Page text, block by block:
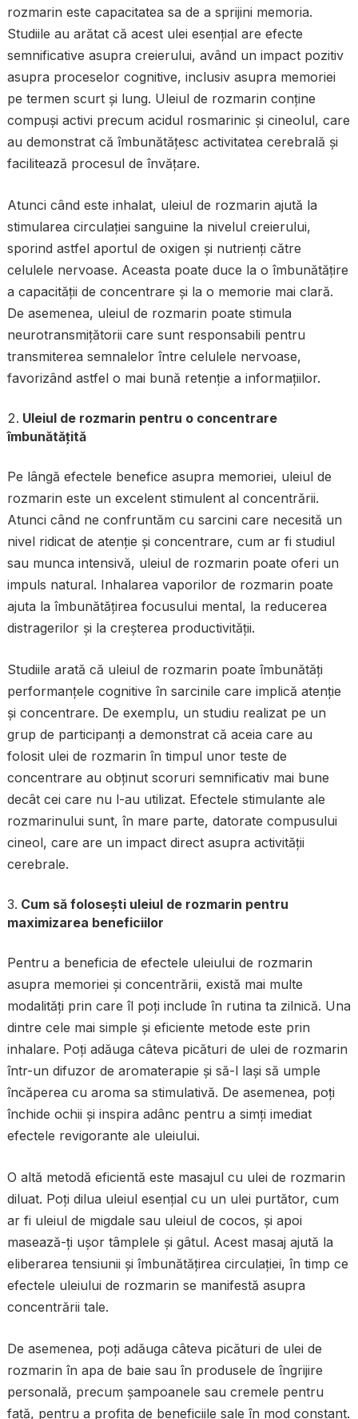
rozmarin este capacitatea sa de a sprijini memoria.
Studiile au arătat că acest ulei esențial are efecte
semnificative asupra creierului, având un impact pozitiv
asupra proceselor cognitive, inclusiv asupra memoriei
pe termen scurt și lung. Uleiul de rozmarin conține
compuși activi precum acidul rosmarinic și cineolul, care
au demonstrat că îmbunătățesc activitatea cerebrală și
facilitează procesul de învățare.
Atunci când este inhalat, uleiul de rozmarin ajută la
stimularea circulației sanguine la nivelul creierului,
sporind astfel aportul de oxigen și nutrienți către
celulele nervoase. Aceasta poate duce la o îmbunătățire
a capacității de concentrare și la o memorie mai clară.
De asemenea, uleiul de rozmarin poate stimula
neurotransmițătorii care sunt responsabili pentru
transmiterea semnalelor între celulele nervoase,
favorizând astfel o mai bună retenție a informațiilor.
Uleiul de rozmarin pentru o concentrare
îmbunătățită
Pe lângă efectele benefice asupra memoriei, uleiul de
rozmarin este un excelent stimulent al concentrării.
Atunci când ne confruntăm cu sarcini care necesită un
nivel ridicat de atenție și concentrare, cum ar fi studiul
sau munca intensivă, uleiul de rozmarin poate oferi un
impuls natural. Inhalarea vaporilor de rozmarin poate
ajuta la îmbunătățirea focusului mental, la reducerea
distragerilor și la creșterea productivității.
Studiile arată că uleiul de rozmarin poate îmbunătăți
performanțele cognitive în sarcinile care implică atenție
și concentrare. De exemplu, un studiu realizat pe un
grup de participanți a demonstrat că aceia care au
folosit ulei de rozmarin în timpul unor teste de
concentrare au obținut scoruri semnificativ mai bune
decât cei care nu l-au utilizat. Efectele stimulante ale
rozmarinului sunt, în mare parte, datorate compusului
cineol, care are un impact direct asupra activității
cerebrale.
Cum să folosești uleiul de rozmarin pentru
maximizarea beneficiilor
Pentru a beneficia de efectele uleiului de rozmarin
asupra memoriei și concentrării, există mai multe
modalități prin care îl poți include în rutina ta zilnică. Una
dintre cele mai simple și eficiente metode este prin
inhalare. Poți adăuga câteva picături de ulei de rozmarin
într-un difuzor de aromaterapie și să-l lași să umple
încăperea cu aroma sa stimulativă. De asemenea, poți
închide ochii și inspira adânc pentru a simți imediat
efectele revigorante ale uleiului.
O altă metodă eficientă este masajul cu ulei de rozmarin
diluat. Poți dilua uleiul esențial cu un ulei purtător, cum
ar fi uleiul de migdale sau uleiul de cocos, și apoi
masează-ți ușor tâmplele și gâtul. Acest masaj ajută la
eliberarea tensiunii și îmbunătățirea circulației, în timp ce
efectele uleiului de rozmarin se manifestă asupra
concentrării tale.
De asemenea, poți adăuga câteva picături de ulei de
rozmarin în apa de baie sau în produsele de îngrijire
personală, precum șampoanele sau cremele pentru
față, pentru a profita de beneficiile sale în mod constant.